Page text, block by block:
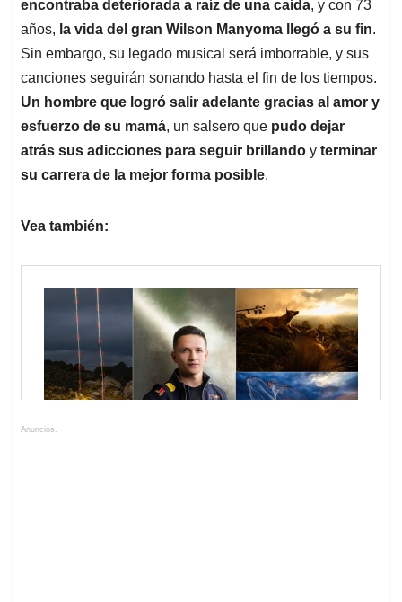
encontraba deteriorada a raíz de una caída, y con 73
años, la vida del gran Wilson Manyoma llegó a su fin.
Sin embargo, su legado musical será imborrable, y sus
canciones seguirán sonando hasta el fin de los tiempos.
Un hombre que logró salir adelante gracias al amor y
esfuerzo de su mamá, un salsero que pudo dejar
atrás sus adicciones para seguir brillando y terminar
su carrera de la mejor forma posible.
Vea también:
Anuncios.